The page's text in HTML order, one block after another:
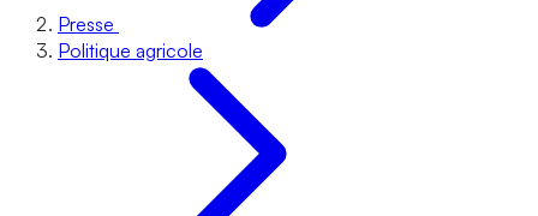
Presse
Politique agricole